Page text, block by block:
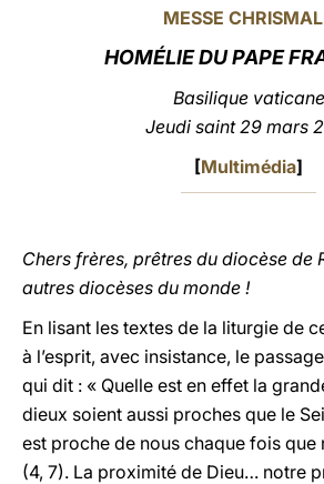
MESSE
HOMÉLIE DUPAPE
Basilique vaticane
Jeudi saint29 mars
[Multimédia]
Chers frères, prêtres du diocèse de
autres diocèses du monde !
En lisant les textes de la liturgie de
à l’esprit, avec insistance, le
qui dit : « Quelle est en effet la
dieux soient aussi proches que le
est proche de nous chaque fois que
(4, 7). La proximité de Dieu… notre